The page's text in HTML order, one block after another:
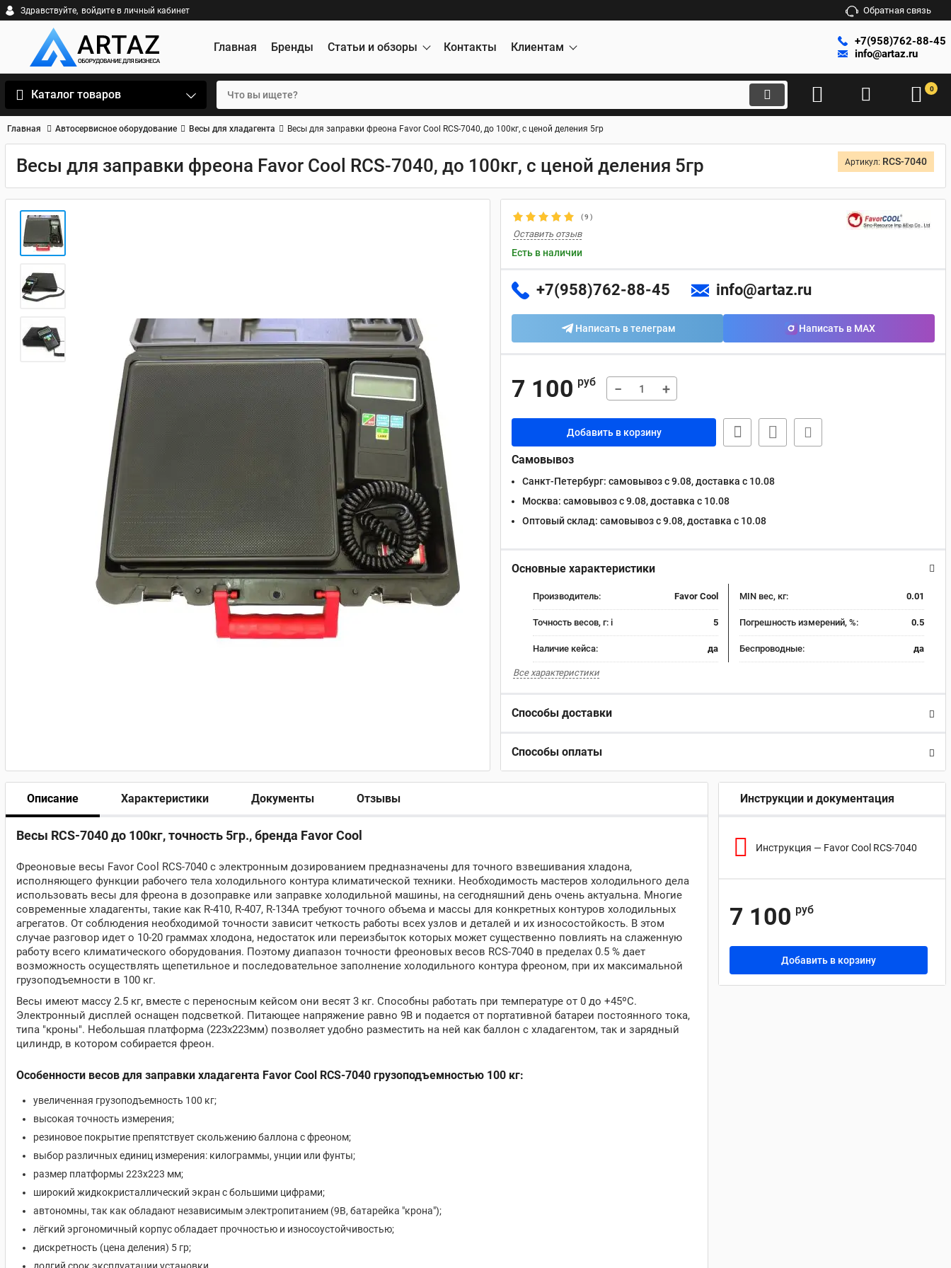
Здравствуйте, войдите в личный кабинет Обратная связь
Главная Бренды Статьи и обзоры Контакты Клиентам
+7(958)762-88-45
info@artaz.ru
Каталог товаров 0
Главная Автосервисное оборудование Весы для хладагента Весы для заправки фреона Favor Cool RCS-7040, до 100кг, с ценой деления 5гр
Весы для заправки фреона Favor Cool RCS-7040, до 100кг, с ценой деления 5гр Артикул: RCS-7040
(9 )
Оставить отзыв
Есть в наличии
+7(958)762-88-45 info@artaz.ru
Написать в телеграм Написать в MAX
7 100 руб − +
Добавить в корзину
Самовывоз
Санкт-Петербург: самовывоз с 9.08, доставка c 10.08
Москва: самовывоз с 9.08, доставка c 10.08
Оптовый склад: самовывоз с 9.08, доставка c 10.08
Основные характеристики
Производитель: Favor Cool MIN вес, кг: 0.01
Точность весов, г: i 5 Погрешность измерений, %: 0.5
Наличие кейса: да Беспроводные: да
Все характеристики
Способы доставки
Способы оплаты
Описание Характеристики Документы Отзывы
Весы RCS-7040 до 100кг, точность 5гр., бренда Favor Cool
Фреоновые весы Favor Cool RCS-7040 с электронным дозированием предназначены для точного взвешивания хладона,
исполняющего функции рабочего тела холодильного контура климатической техники. Необходимость мастеров холодильного дела
использовать весы для фреона в дозоправке или заправке холодильной машины, на сегодняшний день очень актуальна. Многие
современные хладагенты, такие как R-410, R-407, R-134A требуют точного объема и массы для конкретных контуров холодильных
агрегатов. От соблюдения необходимой точности зависит четкость работы всех узлов и деталей и их износостойкость. В этом
случае разговор идет о 10-20 граммах хлодона, недостаток или переизбыток которых может существенно повлиять на слаженную
работу всего климатического оборудования. Поэтому диапазон точности фреоновых весов RCS-7040 в пределах 0.5 % дает
возможность осуществлять щепетильное и последовательное заполнение холодильного контура фреоном, при их максимальной
грузоподъемности в 100 кг.
Весы имеют массу 2.5 кг, вместе с переносным кейсом они весят 3 кг. Способны работать при температуре от 0 до +45ºC.
Электронный дисплей оснащен подсветкой. Питающее напряжение равно 9В и подается от портативной батареи постоянного тока,
типа "кроны". Небольшая платформа (223х223мм) позволяет удобно разместить на ней как баллон с хладагентом, так и зарядный
цилиндр, в котором собирается фреон.
Особенности весов для заправки хладагента Favor Cool RCS-7040 грузоподъемностью 100 кг:
увеличенная грузоподъемность 100 кг;
высокая точность измерения;
резиновое покрытие препятствует скольжению баллона с фреоном;
выбор различных единиц измерения: килограммы, унции или фунты;
размер платформы 223х223 мм;
широкий жидкокристаллический экран с большими цифрами;
автономны, так как обладают независимым электропитанием (9В, батарейка "крона");
лёгкий эргономичный корпус обладает прочностью и износоустойчивостью;
дискретность (цена деления) 5 гр;
Инструкции и документация
Инструкция — Favor Cool RCS-7040
7 100 руб
Добавить в корзину